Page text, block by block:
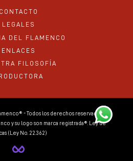
CONTACTO
LEGALES
DEL FLAMENCO
ENLACES
FILOSOFÍA
- Todos los derechos reservados. El
y su logo son marca registrada®. Ley de
(Ley No. 22.362)